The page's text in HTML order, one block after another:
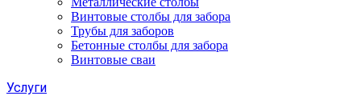
Винтовые столбы для забора
Трубы для заборов
Бетонные столбы для забора
Винтовые сваи
Услуги